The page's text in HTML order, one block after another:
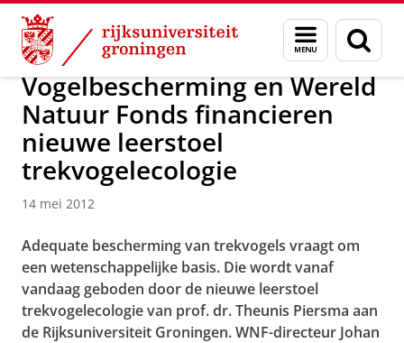
Skip
Content
Skip
Navigation
Menu
en
zoeken
Over ons Actueel Nieuws Nieuwsberichten
Vogelbescherming en Wereld
Natuur Fonds financieren
nieuwe leerstoel
trekvogelecologie
14 mei 2012
Adequate bescherming van trekvogels vraagt om
een wetenschappelijke basis. Die wordt vanaf
vandaag geboden door de nieuwe leerstoel
trekvogelecologie van prof. dr. Theunis Piersma aan
de Rijksuniversiteit Groningen. WNF-directeur Johan